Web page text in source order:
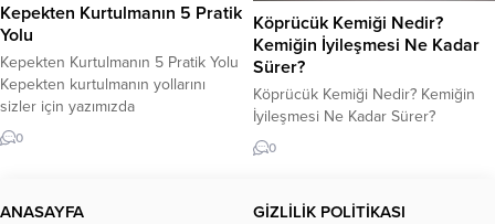
Kepekten Kurtulmanın 5 Pratik
Yolu
Kepekten Kurtulmanın 5 Pratik Yolu
Kepekten kurtulmanın yollarını
sizler için yazımızda
inceliyoruz.Günümüzde her gün
gözümüze çarpan bir problem olan
üzerinde oluşan küçük beyaz
0
Köprücük Kemiği Nedir?
Kemiğin İyileşmesi Ne Kadar
Sürer?
Köprücük Kemiği Nedir? Kemiğin
İyileşmesi Ne Kadar Sürer?
Köprücük kemiği nedir? Kırık bir
köprücük kemiğinin iyileşmesi ne
nedir? Kırık bir köprücük kemiğinin
0
ANASAYFA GİZLİLİK POLİTİKASI